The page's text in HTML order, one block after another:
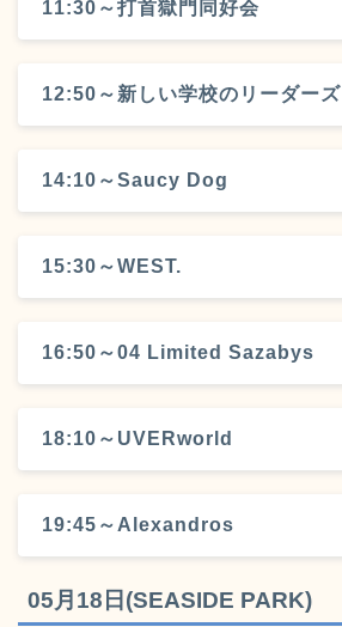
11:30～打首獄門同好会
12:50～新しい学校のリーダーズ
14:10～Saucy Dog
15:30～WEST.
16:50～04 Limited Sazabys
18:10～UVERworld
19:45～Alexandros
05月18日(SEASIDE PARK)